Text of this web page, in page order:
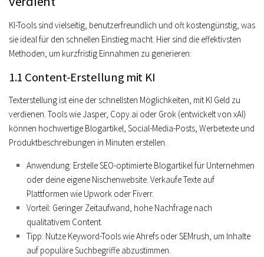
KI-Tools sind vielseitig, benutzerfreundlich und oft kostengünstig, was
sie ideal für den schnellen Einstieg macht. Hier sind die effektivsten
Methoden, um kurzfristig Einnahmen zu generieren:
1.1 Content-Erstellung mit KI
Texterstellung ist eine der schnellsten Möglichkeiten, mit KI Geld zu
verdienen. Tools wie Jasper, Copy.ai oder Grok (entwickelt von xAI)
können hochwertige Blogartikel, Social-Media-Posts, Werbetexte und
Produktbeschreibungen in Minuten erstellen.
Anwendung: Erstelle SEO-optimierte Blogartikel für Unternehmen
oder deine eigene Nischenwebsite. Verkaufe Texte auf
Plattformen wie Upwork oder Fiverr.
Vorteil: Geringer Zeitaufwand, hohe Nachfrage nach
qualitativem Content.
Tipp: Nutze Keyword-Tools wie Ahrefs oder SEMrush, um Inhalte
auf populäre Suchbegriffe abzustimmen.